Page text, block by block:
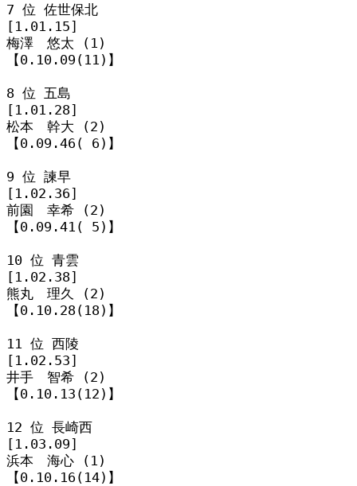
7 位 佐世保北
[1.01.15]
梅澤　悠太 (1)
【0.10.09(11)】
8 位 五島
[1.01.28]
松本　幹大 (2)
【0.09.46( 6)】
9 位 諫早
[1.02.36]
前園　幸希 (2)
【0.09.41( 5)】
10 位 青雲
[1.02.38]
熊丸　理久 (2)
【0.10.28(18)】
11 位 西陵
[1.02.53]
井手　智希 (2)
【0.10.13(12)】
12 位 長崎西
[1.03.09]
浜本　海心 (1)
【0.10.16(14)】